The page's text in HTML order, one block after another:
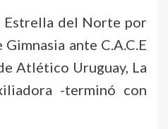
Estrella del Norte por
ante C.A.C.E
Atlético Uruguay, La
-terminó con